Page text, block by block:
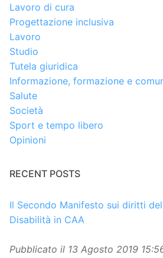
Lavoro di cura
Progettazione inclusiva
Lavoro
Studio
Tutela giuridica
Informazione, formazione e
Salute
Società
Sport e tempo libero
Opinioni
RECENT POSTS
Il Secondo Manifesto sui diritti
Disabilità in CAA
Pubblicato il 13 Agosto 2019